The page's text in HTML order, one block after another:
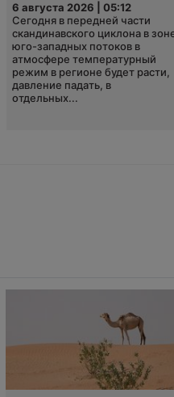
6 августа 2026 | 05:12
Сегодня в передней части
скандинавского циклона в
юго-западных потоков в
атмосфере температурный
режим в регионе будет расти,
давление падать, в
отдельных...